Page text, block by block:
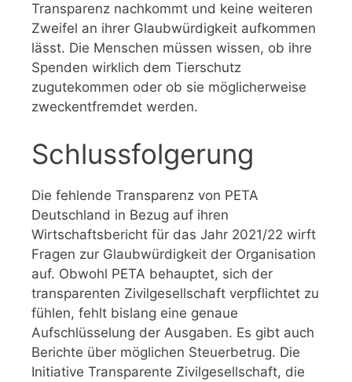
Transparenz nachkommt und keine weiteren
Zweifel an ihrer Glaubwürdigkeit aufkommen
lässt. Die Menschen müssen wissen, ob ihre
Spenden wirklich dem Tierschutz
zugutekommen oder ob sie möglicherweise
zweckentfremdet werden.
Schlussfolgerung
Die fehlende Transparenz von PETA
Deutschland in Bezug auf ihren
Wirtschaftsbericht für das Jahr 2021/22 wirft
Fragen zur Glaubwürdigkeit der Organisation
auf. Obwohl PETA behauptet, sich der
transparenten Zivilgesellschaft verpflichtet zu
fühlen, fehlt bislang eine genaue
Aufschlüsselung der Ausgaben. Es gibt auch
Berichte über möglichen Steuerbetrug. Die
Initiative Transparente Zivilgesellschaft, die